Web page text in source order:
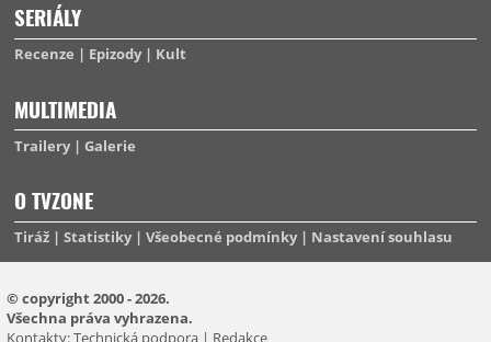
SERIÁLY
Recenze Epizody Kult
MULTIMEDIA
Trailery Galerie
O TVZONE
Tiráž Statistiky Všeobecné podmínky Nastavení souhlasu
© copyright 2000 - 2026.
Všechna práva vyhrazena.
Kontakty:Technická podpora | Redakce